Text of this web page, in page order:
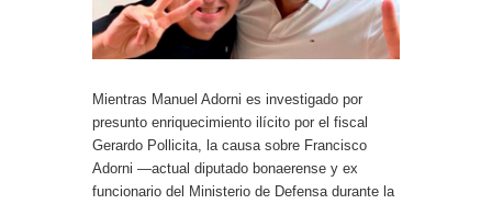
Mientras Manuel Adorni es investigado por
presunto enriquecimiento ilícito por el fiscal
Gerardo Pollicita, la causa sobre Francisco
Adorni —actual diputado bonaerense y ex
funcionario del Ministerio de Defensa durante la